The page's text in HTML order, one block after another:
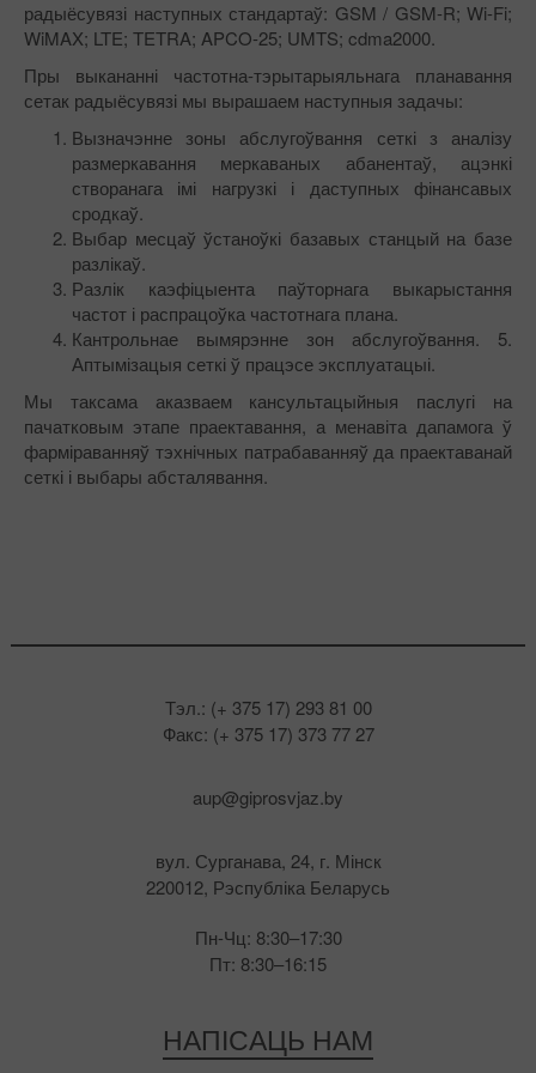
радыёсувязі наступных стандартаў: GSM / GSM-R; Wi-Fi;
WiMAX; LTE; TETRA; APCO-25; UMTS; cdma2000.
Пры выкананні частотна-тэрытарыяльнага планавання
сетак радыёсувязі мы вырашаем наступныя задачы:
Вызначэнне зоны абслугоўвання сеткі з аналізу
размеркавання меркаваных абанентаў, ацэнкі
створанага імі нагрузкі і даступных фінансавых
сродкаў.
Выбар месцаў ўстаноўкі базавых станцый на базе
разлікаў.
Разлік каэфіцыента паўторнага выкарыстання
частот і распрацоўка частотнага плана.
Кантрольнае вымярэнне зон абслугоўвання. 5.
Аптымізацыя сеткі ў працэсе эксплуатацыі.
Мы таксама аказваем кансультацыйныя паслугі на
пачатковым этапе праектавання, а менавіта дапамога ў
фарміраванняў тэхнічных патрабаванняў да праектаванай
сеткі і выбары абсталявання.
Тэл.: (+ 375 17) 293 81 00
Факс: (+ 375 17) 373 77 27
aup@giprosvjaz.by
НАПІСАЦЬ НАМ
вул. Сурганава, 24, г. Мінск
220012, Рэспубліка Беларусь
Пн-Чц: 8:30–17:30
Пт: 8:30–16:15